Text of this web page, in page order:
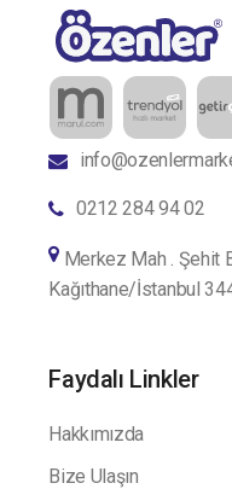
0212 284 94 02
Merkez Mah . Şehit
Kağıthane/İstanbul
Faydalı Linkler
Hakkımızda
Bize Ulaşın